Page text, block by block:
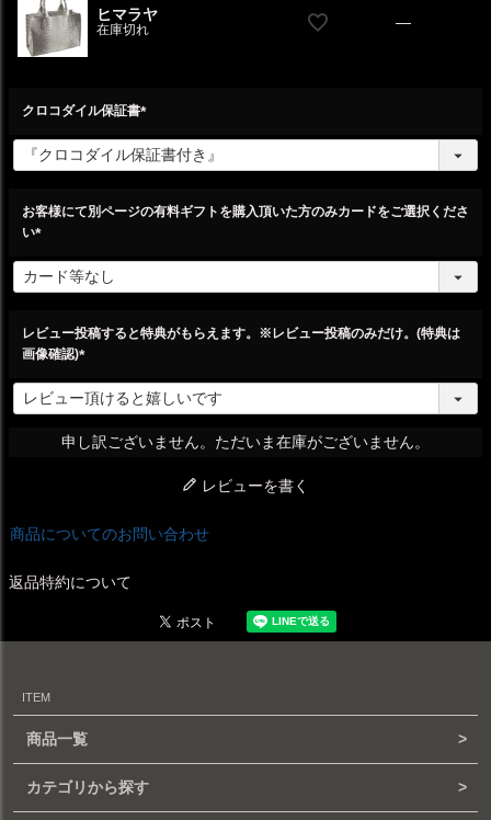
ヒマラヤ
在庫切れ —
クロコダイル保証書
必
須
お客様にて別ページの有料ギフトを購入頂いた方のみカードをご選択くださ
い
必
須
レビュー投稿すると特典がもらえます。※レビュー投稿のみだけ。(特典は
画像確認)
必
須
)
申し訳ございません。ただいま在庫がございません。
レビューを書く
商品についてのお問い合わせ
返品特約について
ITEM
商品一覧
カテゴリから探す